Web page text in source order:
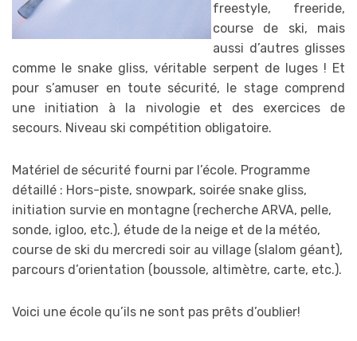
freestyle, freeride,
course de ski, mais
aussi d’autres glisses
comme le snake gliss, véritable serpent de luges ! Et
pour s’amuser en toute sécurité, le stage comprend
une initiation à la nivologie et des exercices de
secours. Niveau ski compétition obligatoire.
Matériel de sécurité fourni par l’école. Programme
détaillé : Hors-piste, snowpark, soirée snake gliss,
initiation survie en montagne (recherche ARVA, pelle,
sonde, igloo, etc.), étude de la neige et de la météo,
course de ski du mercredi soir au village (slalom géant),
parcours d’orientation (boussole, altimètre, carte, etc.).
Voici une école qu’ils ne sont pas prêts d’oublier!